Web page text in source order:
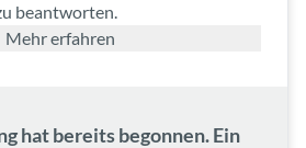
beantworten.
Mehr erfahren
hat bereits begonnen. Ein